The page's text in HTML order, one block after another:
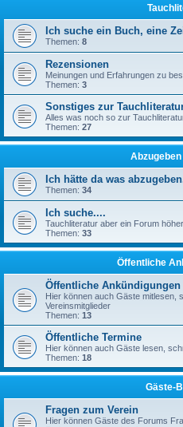
Ich suche ein Buch, eine
Themen: 8
Rezensionen
Meinungen und Erfahrungen zu
Themen: 3
Sonstiges zur
Alles was noch so zur
Themen: 27
Ich hätte da was
Themen: 34
Ich suche....
Tauchliteratur aber ein Forum
Themen: 33
Öffentliche
Öffentliche Ankündigungen
Hier können auch Gäste mitlesen,
Vereinsmitglieder
Themen: 13
Öffentliche Termine
Hier können auch Gäste lesen,
Themen: 18
Gäste-
Fragen zum Verein
Hier können Gäste des Forums